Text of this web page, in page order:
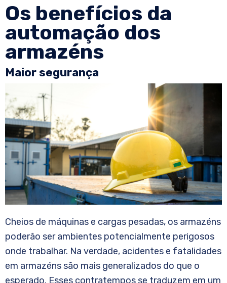
Os benefícios da
automação dos
armazéns
Maior segurança
Cheios de máquinas e cargas pesadas, os armazéns
poderão ser ambientes potencialmente perigosos
onde trabalhar. Na verdade, acidentes e fatalidades
em armazéns são mais generalizados do que o
esperado. Esses contratempos se traduzem em um